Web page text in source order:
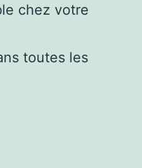
chez votre
toutes les